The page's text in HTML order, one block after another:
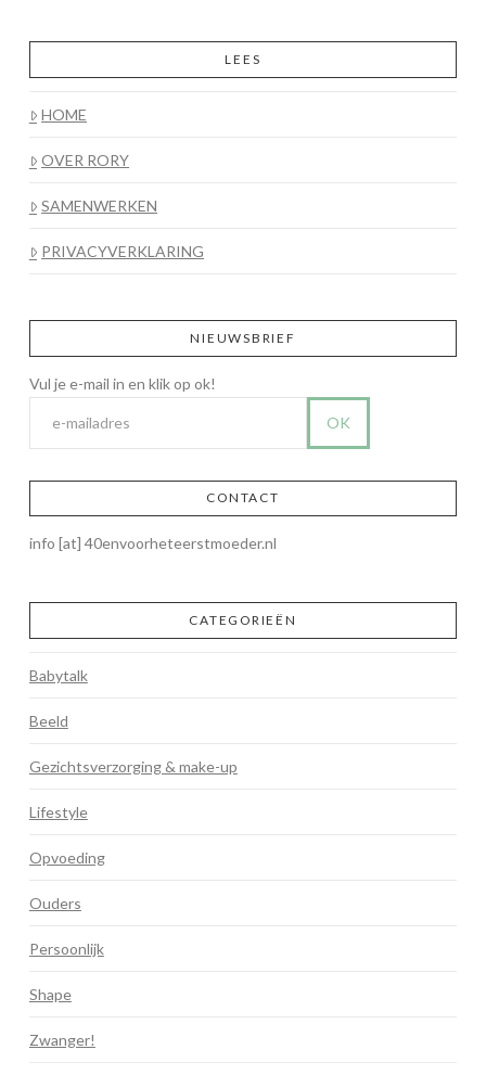
LEES
HOME
OVER RORY
SAMENWERKEN
PRIVACYVERKLARING
NIEUWSBRIEF
CONTACT
info [at] 40envoorheteerstmoeder.nl
CATEGORIEËN
Babytalk
Beeld
Gezichtsverzorging & make-up
Lifestyle
Opvoeding
Ouders
Persoonlijk
Shape
Zwanger!